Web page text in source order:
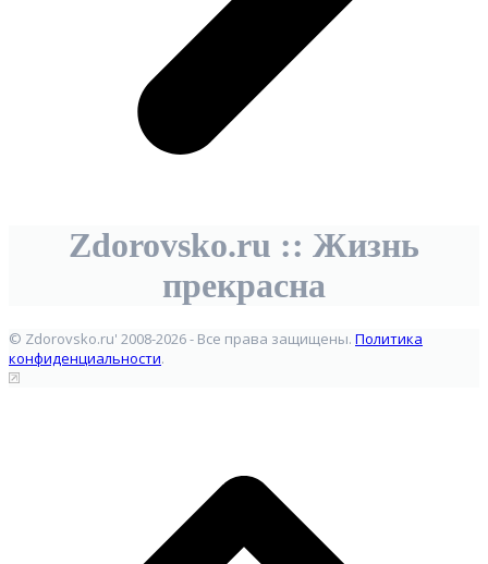
Zdorovsko.ru :: Жизнь
прекрасна
© Zdorovsko.ru' 2008-2026 - Все права защищены. Политика
конфиденциальности.